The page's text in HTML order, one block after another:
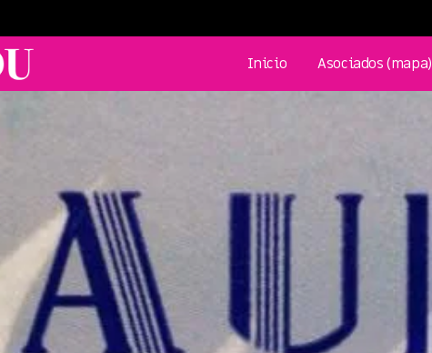
Inicio Asociados (mapa)